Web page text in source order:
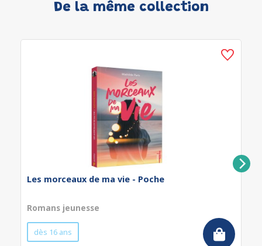
De la même collection
Les morceaux de ma vie - Poche
Romans jeunesse
dès 16 ans